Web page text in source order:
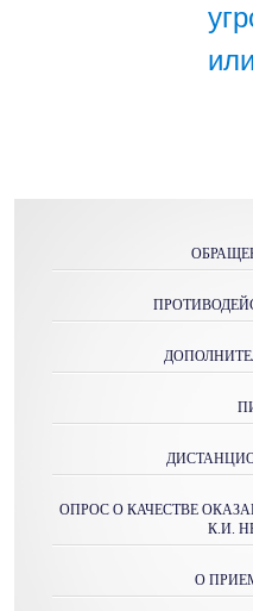
ОПРОС О КАЧЕСТВЕ
К.И.
О